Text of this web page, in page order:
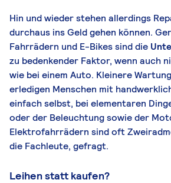
Hin und wieder stehen allerdings
durchaus ins Geld gehen können.
Fahrrädern und E-Bikes sind die
zu bedenkender Faktor, wenn auch
wie bei einem Auto. Kleinere
erledigen Menschen mit
einfach selbst, bei elementaren
oder der Beleuchtung sowie der
Elektrofahrrädern sind oft
die Fachleute, gefragt.
Leihen statt kaufen?